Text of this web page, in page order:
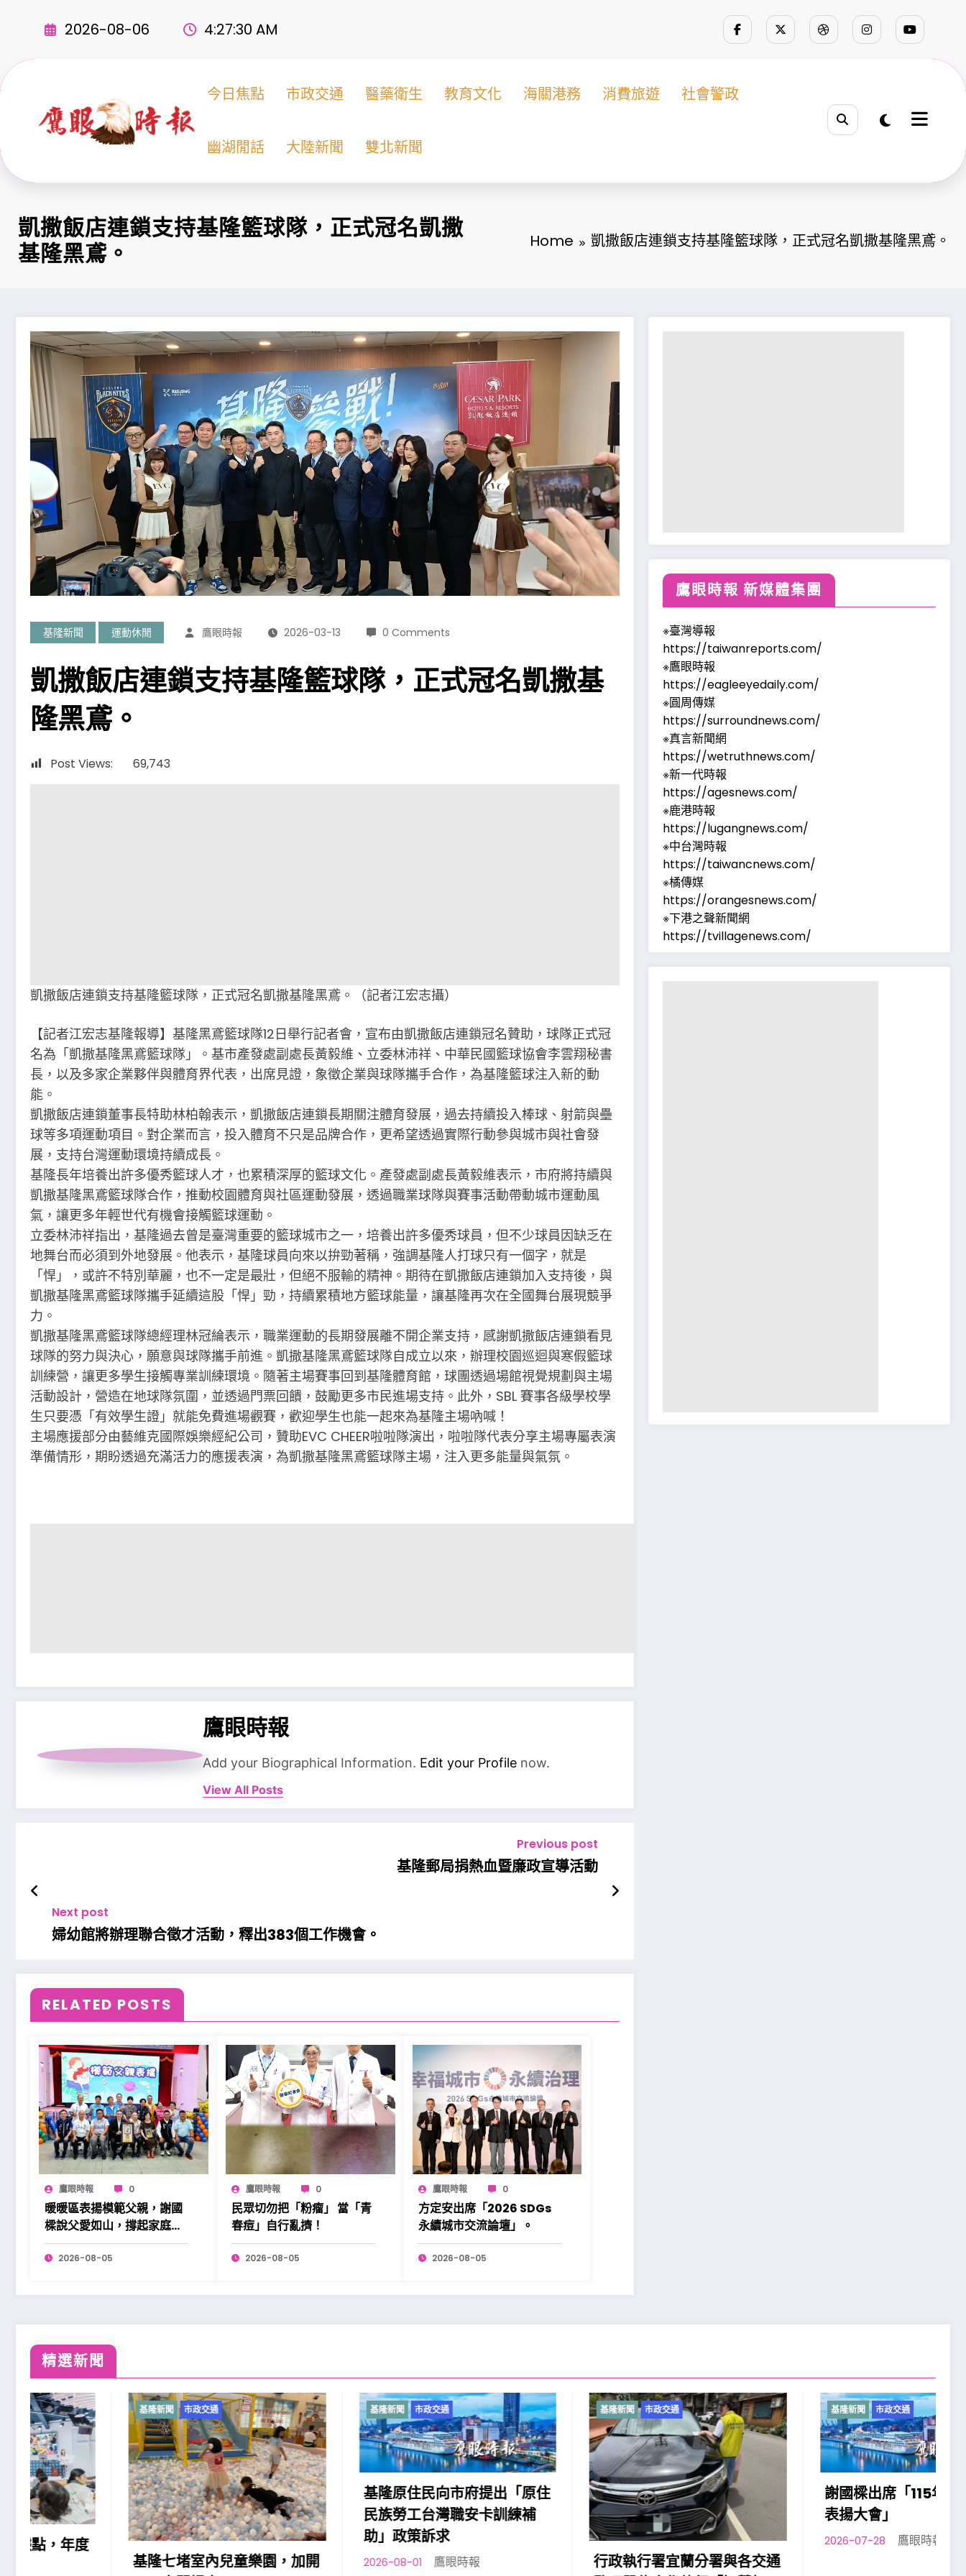
2026-08-06 4:27:32 AM
今日焦點 市政交通 醫藥衛生 教育文化 海關港務 消費旅遊 社會警政
幽湖閒話 大陸新聞 雙北新聞
凱撒飯店連鎖支持基隆籃球隊，正式冠名凱撒
基隆黑鳶。
Home 凱撒飯店連鎖支持基隆籃球隊，正式冠名凱撒基隆黑鳶。
基隆新聞 運動休閒 鷹眼時報 2026-03-13 0 Comments
凱撒飯店連鎖支持基隆籃球隊，正式冠名凱撒基
隆黑鳶。
Post Views: 69,743
凱撒飯店連鎖支持基隆籃球隊，正式冠名凱撒基隆黑鳶。（記者江宏志攝）
【記者江宏志基隆報導】基隆黑鳶籃球隊12日舉行記者會，宣布由凱撒飯店連鎖冠名贊助，球隊正式冠
名為「凱撒基隆黑鳶籃球隊」。基市產發處副處長黃毅維、立委林沛祥、中華民國籃球協會李雲翔秘書
長，以及多家企業夥伴與體育界代表，出席見證，象徵企業與球隊攜手合作，為基隆籃球注入新的動
能。
凱撒飯店連鎖董事長特助林柏翰表示，凱撒飯店連鎖長期關注體育發展，過去持續投入棒球、射箭與壘
球等多項運動項目。對企業而言，投入體育不只是品牌合作，更希望透過實際行動參與城市與社會發
展，支持台灣運動環境持續成長。
基隆長年培養出許多優秀籃球人才，也累積深厚的籃球文化。產發處副處長黃毅維表示，市府將持續與
凱撒基隆黑鳶籃球隊合作，推動校園體育與社區運動發展，透過職業球隊與賽事活動帶動城市運動風
氣，讓更多年輕世代有機會接觸籃球運動。
立委林沛祥指出，基隆過去曾是臺灣重要的籃球城市之一，培養出許多優秀球員，但不少球員因缺乏在
地舞台而必須到外地發展。他表示，基隆球員向來以拚勁著稱，強調基隆人打球只有一個字，就是
「悍」，或許不特別華麗，也不一定是最壯，但絕不服輸的精神。期待在凱撒飯店連鎖加入支持後，與
凱撒基隆黑鳶籃球隊攜手延續這股「悍」勁，持續累積地方籃球能量，讓基隆再次在全國舞台展現競爭
力。
凱撒基隆黑鳶籃球隊總經理林冠綸表示，職業運動的長期發展離不開企業支持，感謝凱撒飯店連鎖看見
球隊的努力與決心，願意與球隊攜手前進。凱撒基隆黑鳶籃球隊自成立以來，辦理校園巡迴與寒假籃球
訓練營，讓更多學生接觸專業訓練環境。隨著主場賽事回到基隆體育館，球團透過場館視覺規劃與主場
活動設計，營造在地球隊氛圍，並透過門票回饋，鼓勵更多市民進場支持。此外，SBL 賽事各級學校學
生只要憑「有效學生證」就能免費進場觀賽，歡迎學生也能一起來為基隆主場吶喊！
主場應援部分由藝維克國際娛樂經紀公司，贊助EVC CHEER啦啦隊演出，啦啦隊代表分享主場專屬表演
準備情形，期盼透過充滿活力的應援表演，為凱撒基隆黑鳶籃球隊主場，注入更多能量與氣氛。
鷹眼時報
Add your Biographical Information. Edit your Profile now.
View All Posts
Previous post
基隆郵局捐熱血暨廉政宣導活動
Next post
婦幼館將辦理聯合徵才活動，釋出383個工作機會。
RELATED POSTS
鷹眼時報 0
暖暖區表揚模範父親，謝國
樑說父愛如山，撐起家庭也
溫暖社會。
2026-08-05
鷹眼時報 0
民眾切勿把「粉瘤」 當「青
春痘」自行亂擠！
2026-08-05
鷹眼時報 0
方定安出席「2026 SDGs
永續城市交流論壇」。
2026-08-05
鷹眼時報 新媒體集團
※臺灣導報
https://taiwanreports.com/
※鷹眼時報
https://eagleeyedaily.com/
※圓周傳媒
https://surroundnews.com/
※真言新聞網
https://wetruthnews.com/
※新一代時報
https://agesnews.com/
※鹿港時報
https://lugangnews.com/
※中台灣時報
https://taiwancnews.com/
※橘傳媒
https://orangesnews.com/
※下港之聲新聞網
https://tvillagenews.com/
精選新聞
基隆新聞 市政交通
基隆七堵室內兒童樂園，加開
基隆新聞 市政交通
基隆原住民向市府提出「原住
民族勞工台灣職安卡訓練補
助」政策訴求
2026-08-01 鷹眼時報
基隆新聞 市政交通
行政執行署宜蘭分署與各交通
基隆新聞 市政交通
謝國樑出席「115年模範父親
表揚大會」
2026-07-28 鷹眼時報